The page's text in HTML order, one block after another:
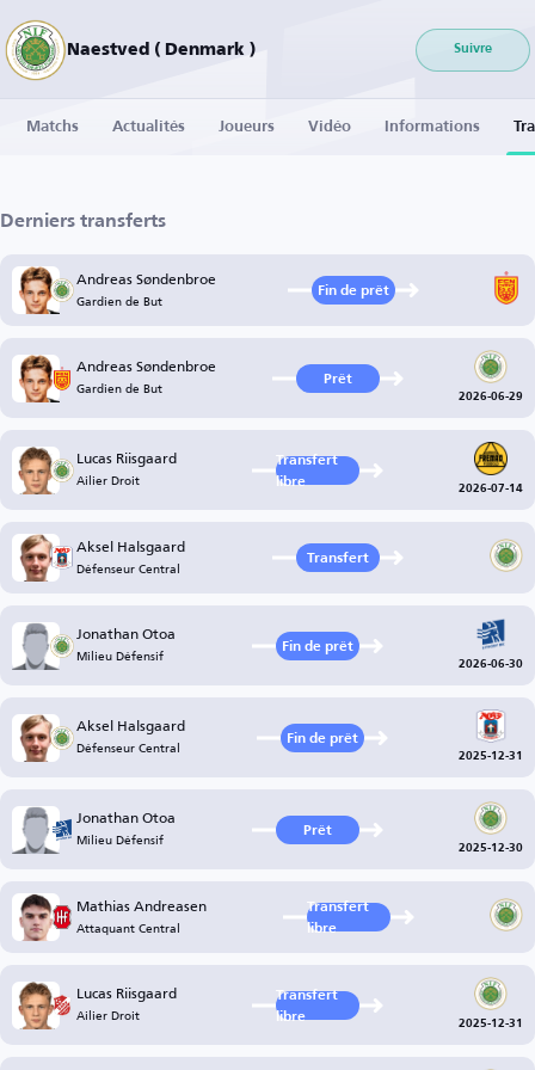
Naestved ( Denmark ) Suivre
Matchs Actualités Joueurs Vidéo Informations
Derniers transferts
Andreas Søndenbroe
Gardien de But Fin de prêt
Andreas Søndenbroe
Gardien de But Prêt
2026-06-29
Lucas Riisgaard
Ailier Droit
Transfert
libre
2026-07-14
Aksel Halsgaard
Défenseur Central Transfert
Jonathan Otoa
Milieu Défensif Fin de prêt
2026-06-30
Aksel Halsgaard
Défenseur Central Fin de prêt
2025-12-31
Jonathan Otoa
Milieu Défensif Prêt
2025-12-30
Mathias Andreasen
Attaquant Central
Transfert
libre
Lucas Riisgaard
Ailier Droit
Transfert
libre
2025-12-31